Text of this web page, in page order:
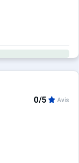
0/5 Avis